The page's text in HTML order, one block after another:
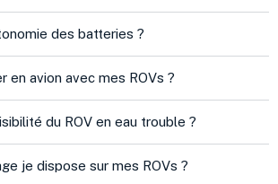
des batteries ?
en avion avec mes ROVs ?
du ROV en eau trouble ?
je dispose sur mes ROVs ?